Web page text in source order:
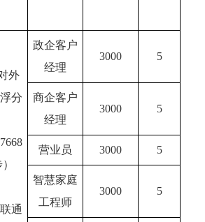
外
分
通
政企客户
经理
3000 5
商企客户
经理
3000 5
营业员 3000 5
智慧家庭
工程师
3000 5